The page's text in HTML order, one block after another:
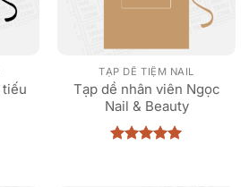
tiếu
TẠP DỀ TIỆM NAIL
Tạp dề nhân viên Ngọc
Nail & Beauty